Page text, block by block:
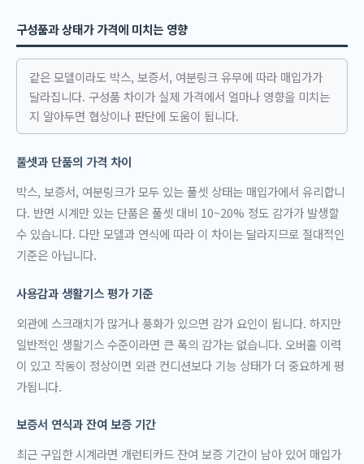
구성품과 상태가 가격에 미치는 영향
같은 모델이라도 박스, 보증서, 여분링크 유무에 따라 매입가가
달라집니다. 구성품 차이가 실제 가격에서 얼마나 영향을 미치는
지 알아두면 협상이나 판단에 도움이 됩니다.
풀셋과 단품의 가격 차이
박스, 보증서, 여분링크가 모두 있는 풀셋 상태는 매입가에서 유리합니
다. 반면 시계만 있는 단품은 풀셋 대비 10~20% 정도 감가가 발생할
수 있습니다. 다만 모델과 연식에 따라 이 차이는 달라지므로 절대적인
기준은 아닙니다.
사용감과 생활기스 평가 기준
외관에 스크래치가 많거나 풍화가 있으면 감가 요인이 됩니다. 하지만
일반적인 생활기스 수준이라면 큰 폭의 감가는 없습니다. 오버홀 이력
이 있고 작동이 정상이면 외관 컨디션보다 기능 상태가 더 중요하게 평
가됩니다.
보증서 연식과 잔여 보증 기간
최근 구입한 시계라면 개런티카드 잔여 보증 기간이 남아 있어 매입가